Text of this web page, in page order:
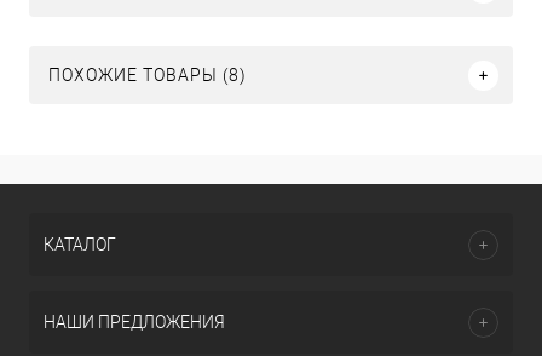
ПОХОЖИЕ ТОВАРЫ (8)
КАТАЛОГ
НАШИ ПРЕДЛОЖЕНИЯ